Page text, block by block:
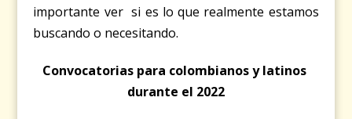
importante ver si es lo que realmente estamos
buscando o necesitando.
Convocatorias para colombianos y latinos
durante el 2022